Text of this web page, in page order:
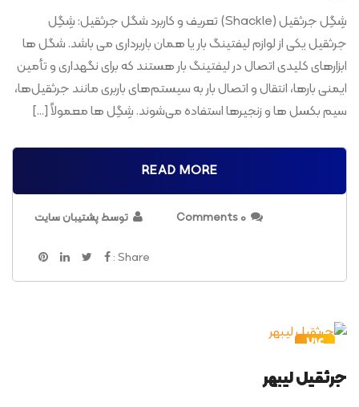
شِگِل جرثقیل (Shackle) تعریف و کاربرد شگل جرثقیل: شِگِل
جرثقیل یکی از لوازم لیفتینگ بار یا همان باربرداری می باشد. شگل ها
ابزارهای کلیدی اتصال در لیفتینگ بار هستند که برای نگهداری و تأمین
ایمنی بارها، انتقال و اتصال بار به سیستم‌های باربری مانند جرثقیل‌ها،
سیم‌ بکسل ها و زنجیرها استفاده می‌شوند. شِگِل ها معمولاً […]
READ MORE
0 Comments توسط پشتیبان سایت
Share :
24
مرداد
جرثقیل‌ لیبهر